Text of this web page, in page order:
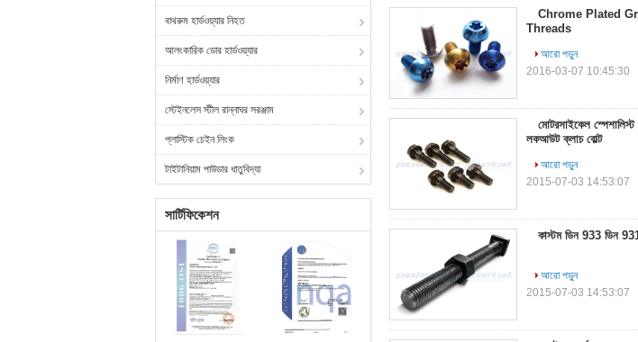
বাথরুম হার্ডওয়্যার নিহত
আলংকারিক ডোর হার্ডওয়্যার
নির্মাণ হার্ডওয়্যার
স্টেইনলেস স্টীল রান্নাঘর সরঞ্জাম
প্লাস্টিক চেইন লিংক
টাইটানিয়াম পাউডার ধাতুবিদ্যা
সার্টিফিকেশন
Chrome Plated
Threads
আরো পড়ুন
2016-03-07 10:45:30
মোটরসাইকেল স্পেশালিস্ট
লকআউট ক্লাচ বোল্ট
আরো পড়ুন
2015-07-03 14:53:07
কাস্টম ডিন 933 ডিন 931
আরো পড়ুন
2015-07-03 14:53:07